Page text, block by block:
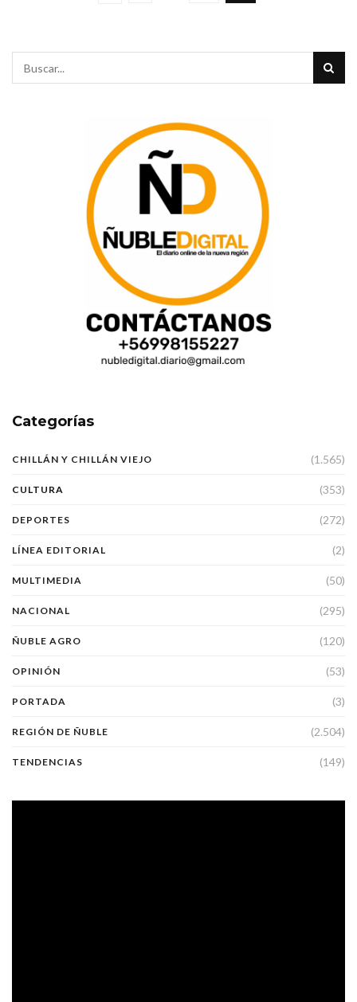
Categorías
CHILLÁN Y CHILLÁN VIEJO (1.565)
CULTURA (353)
DEPORTES (272)
LÍNEA EDITORIAL (2)
MULTIMEDIA (50)
NACIONAL (295)
ÑUBLE AGRO (120)
OPINIÓN (53)
PORTADA (3)
REGIÓN DE ÑUBLE (2.504)
TENDENCIAS (149)